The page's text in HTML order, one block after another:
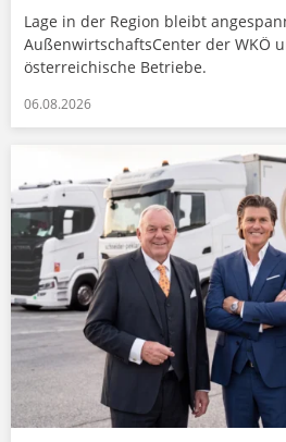
Lage in der Region bleibt
AußenwirtschaftsCenter der WKÖ
österreichische Betriebe.
06.08.2026